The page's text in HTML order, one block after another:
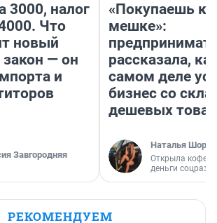
3000, налог
Что
новый
— он
и
Завгородняя
«Покупаешь
мешке»:
рассказала,
самом деле
бизнес со
дешевых
Наталья
Открыла
деньги
РЕКОМЕНДУЕМ